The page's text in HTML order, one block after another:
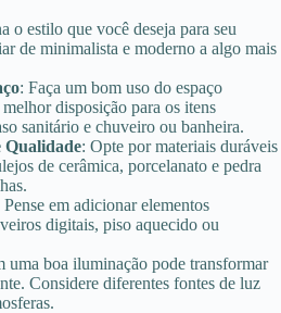
o estilo que você deseja para seu
de minimalista e moderno a algo mais
: Faça um bom uso do espaço
disposição para os itens
sanitário e chuveiro ou banheira.
Qualidade: Opte por materiais duráveis
de cerâmica, porcelanato e pedra
Pense em adicionar elementos
digitais, piso aquecido ou
uma boa iluminação pode transformar
Considere diferentes fontes de luz